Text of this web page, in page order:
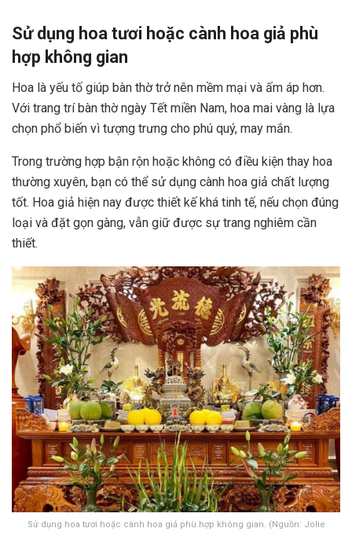
Sử dụng hoa tươi hoặc cành hoa giả phù
hợp không gian
Hoa là yếu tố giúp bàn thờ trở nên mềm mại và ấm áp hơn.
Với trang trí bàn thờ ngày Tết miền Nam, hoa mai vàng là lựa
chọn phổ biến vì tượng trưng cho phú quý, may mắn.
Trong trường hợp bận rộn hoặc không có điều kiện thay hoa
thường xuyên, bạn có thể sử dụng cành hoa giả chất lượng
tốt. Hoa giả hiện nay được thiết kế khá tinh tế, nếu chọn đúng
loại và đặt gọn gàng, vẫn giữ được sự trang nghiêm cần
thiết.
Sử dụng hoa tươi hoặc cành hoa giả phù hợp không gian. (Nguồn: Jolie